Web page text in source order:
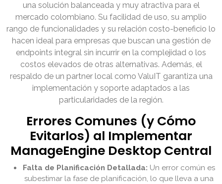
una solución balanceada y muy atractiva para el
mercado colombiano. Su facilidad de uso, su amplio
rango de funcionalidades y su relación costo-beneficio lo
hacen ideal para empresas que buscan una gestión de
endpoints integral sin incurrir en la complejidad o los
costos elevados de otras alternativas. Además, el
respaldo de un partner local como ValuIT garantiza una
implementación y soporte adaptados a las
particularidades de la región.
Errores Comunes (y Cómo
Evitarlos) al Implementar
ManageEngine Desktop Central
Falta de Planificación Detallada: Un error común es
subestimar la fase de planificación, lo que lleva a una